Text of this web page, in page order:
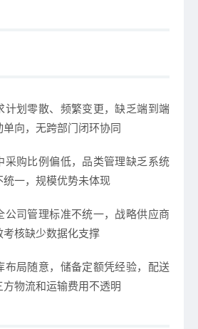
计划零散、频繁变更，缺乏端到端
向，无跨部门闭环协同
采购比例偏低，品类管理缺乏系统
统一，规模优势未体现
公司管理标准不统一，战略供应商
考核缺少数据化支撑
布局随意，储备定额凭经验，配送
物流和运输费用不透明